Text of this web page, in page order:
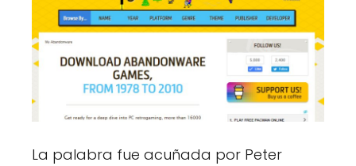
La palabra fue acuñada por Peter